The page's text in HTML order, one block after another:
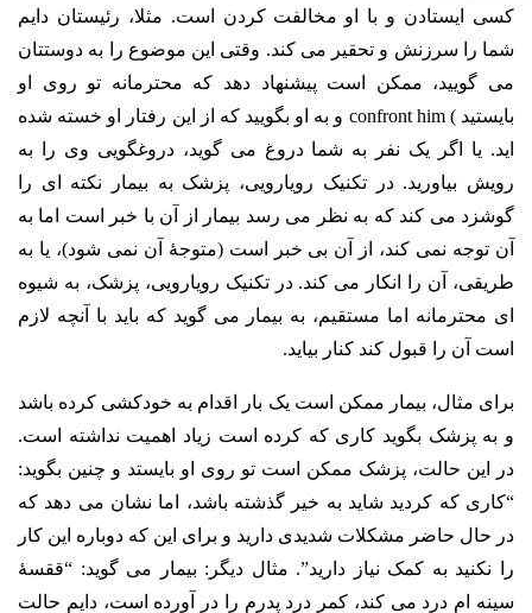
کسی ایستادن و با او مخالفت کردن است. مثلا، رئیستان دایم
شما را سرزنش و تحقیر می کند. وقتی این موضوع را به دوستتان
می گویید، ممکن است پیشنهاد دهد که محترمانه تو روی او
بایستید ) confront him و به او بگویید که از این رفتار او خسته شده
اید. یا اگر یک نفر به شما دروغ می گوید، دروغگویی وی را به
رویش بیاورید. در تکنیک رویارویی، پزشک به بیمار نکته ای را
گوشزد می کند که به نظر می رسد بیمار از آن با خبر است اما به
آن توجه نمی کند، از آن بی خبر است (متوجۀ آن نمی شود)، یا به
طریقی، آن را انکار می کند. در تکنیک رویارویی، پزشک، به شیوه
ای محترمانه اما مستقیم، به بیمار می گوید که باید با آنچه لازم
است آن را قبول کند کنار بیاید.
برای مثال، بیمار ممکن است یک بار اقدام به خودکشی کرده باشد
و به پزشک بگوید کاری که کرده است زیاد اهمیت نداشته است.
در این حالت، پزشک ممکن است تو روی او بایستد و چنین بگوید:
“کاری که کردید شاید به خیر گذشته باشد، اما نشان می دهد که
در حال حاضر مشکلات شدیدی دارید و برای این که دوباره این کار
را نکنید به کمک نیاز دارید”. مثال دیگر: بیمار می گوید: “ققسۀ
سینه ام درد می کند، کمر درد پدرم را در آورده است، دایم حالت